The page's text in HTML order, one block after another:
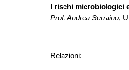
I rischi microbiologici
Prof. Andrea Serraino,
Relazioni: